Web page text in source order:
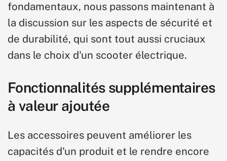
fondamentaux, nous passons maintenant à
la discussion sur les aspects de sécurité et
de durabilité, qui sont tout aussi cruciaux
dans le choix d'un scooter électrique.
Fonctionnalités supplémentaires
à valeur ajoutée
Les accessoires peuvent améliorer les
capacités d'un produit et le rendre encore